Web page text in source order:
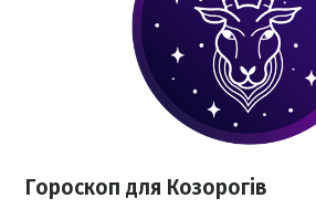
Гороскоп для Козорогів